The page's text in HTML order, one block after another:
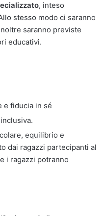
, inteso
stesso modo ci saranno
saranno previste
educativi.
e fiducia in sé
equilibrio e
dai ragazzi partecipanti al
i ragazzi potranno